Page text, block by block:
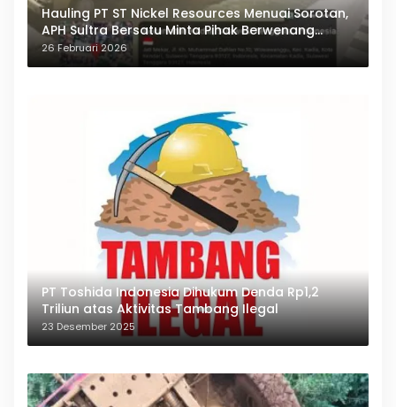
Hauling PT ST Nickel Resources Menuai Sorotan,
APH Sultra Bersatu Minta Pihak Berwenang
Bertindak
26 Februari 2026
PT Toshida Indonesia Dihukum Denda Rp1,2
Triliun atas Aktivitas Tambang Ilegal
23 Desember 2025